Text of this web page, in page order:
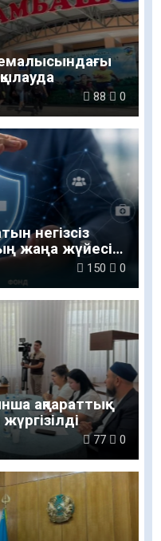
88 0
негізсіз
жаңа жүйесі
150 0
ақпараттық-
77 0